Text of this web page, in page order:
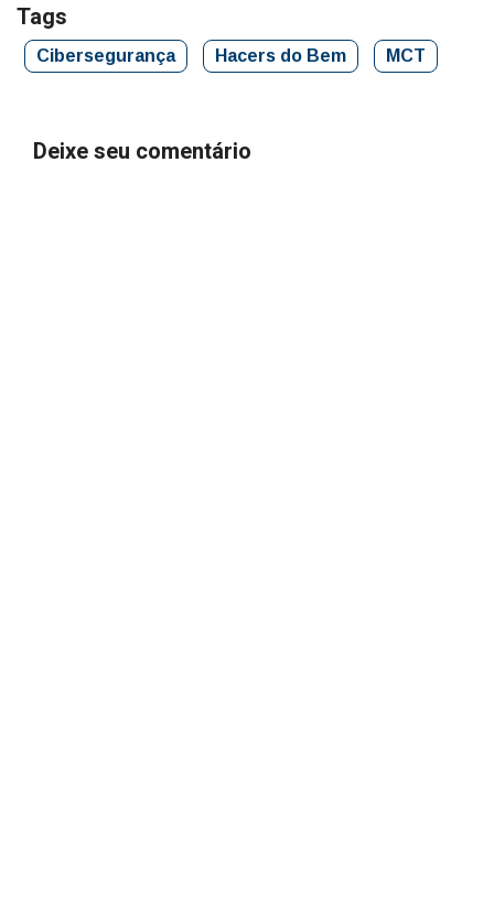
Tags
Cibersegurança Hacers do Bem MCT
Deixe seu comentário